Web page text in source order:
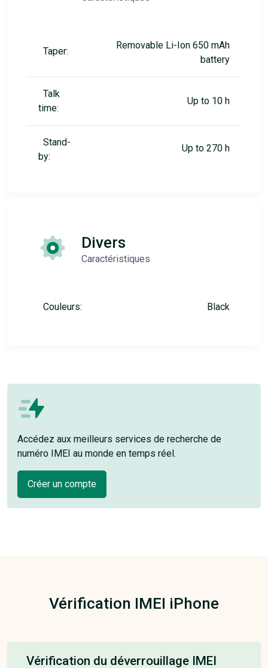
Taper:
Removable Li-Ion 650 mAh
battery
Talk
time:
Up to 10 h
Stand-
by:
Up to 270 h
Divers
Caractéristiques
Couleurs: Black
Accédez aux meilleurs services de recherche de
numéro IMEI au monde en temps réel.
Créer un compte
Vérification IMEI iPhone
Vérification du déverrouillage IMEI